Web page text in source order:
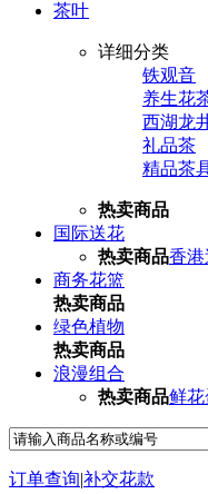
茶叶
详细分类
铁观音
养生花
西湖龙
礼品茶
精品茶
热卖商品
国际送花
热卖商品香
商务花篮
热卖商品
绿色植物
热卖商品
浪漫组合
热卖商品鲜
订单查询|补交花款